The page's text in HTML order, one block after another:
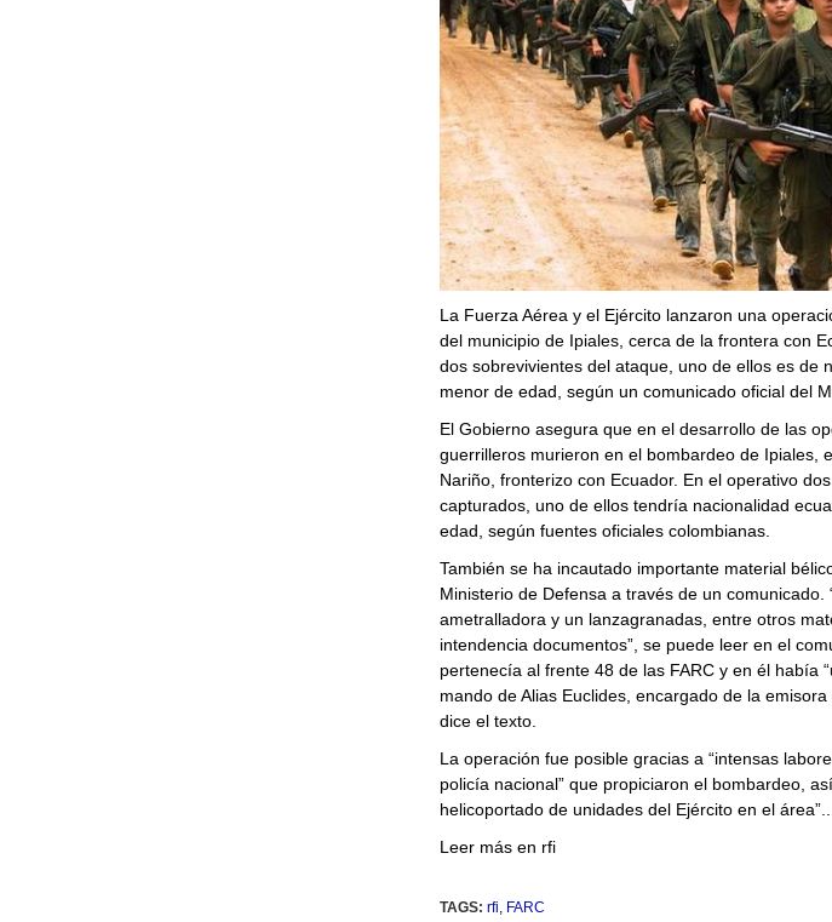
La Fuerza Aérea y el Ejército lanzaron una
del municipio de Ipiales, cerca de la frontera con
dos sobrevivientes del ataque, uno de ellos es de
menor de edad, según un comunicado oficial del
El Gobierno asegura que en el desarrollo de las
guerrilleros murieron en el bombardeo de Ipiales,
Nariño, fronterizo con Ecuador. En el operativo
capturados, uno de ellos tendría nacionalidad
edad, según fuentes oficiales colombianas.
También se ha incautado importante material
Ministerio de Defensa a través de un comunicado.
ametralladora y un lanzagranadas, entre otros
intendencia documentos”, se puede leer en el
pertenecía al frente 48 de las FARC y en él había
mando de Alias Euclides, encargado de la emisora
dice el texto.
La operación fue posible gracias a “intensas
policía nacional” que propiciaron el bombardeo,
helicoportado de unidades del Ejército en el área”...
Leer más en rfi
TAGS: rfi FARC